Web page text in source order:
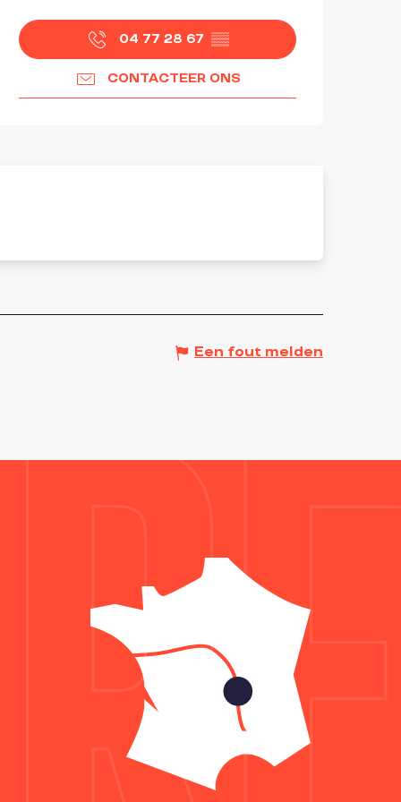
OPENINGSTIJDEN EN
04 77 28 67 ▒▒
CONTACTEER ONS
Een fout melden